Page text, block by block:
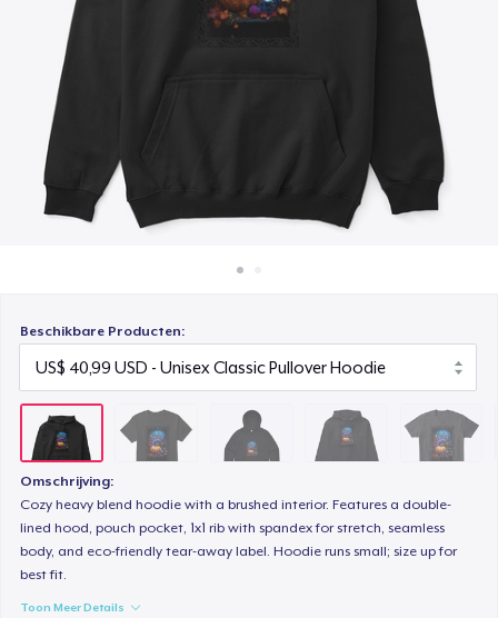
Beschikbare Producten:
Omschrijving:
Cozy heavy blend hoodie with a brushed interior. Features a double-
lined hood, pouch pocket, 1x1 rib with spandex for stretch, seamless
body, and eco-friendly tear-away label. Hoodie runs small; size up for
best fit.
Toon Meer Details
AS Colour Stencil Hoodie
Unisex Premium Pullover Hoodie
Comfort Tee
US$ 23,99
Women's Crop Hoodie
US$ 46,99
Women's Comfort Tee
US$ 24,99
Women's Flowy Tank Top
US$ 28,99